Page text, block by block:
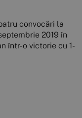
convocări la
2019 în
într-o victorie cu 1-